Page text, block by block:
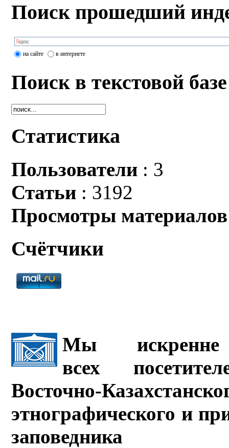
Поиск прошедший
на сайте в интернете
Поиск в текстовой базе
Статистика
Пользователи : 3
Статьи : 3192
Просмотры материалов
Счётчики
Мы искренне
всех
Восточно-
этнографического и
заповедника